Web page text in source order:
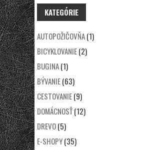
KATEGÓRIE
AUTOPOŽIČOVŇA(1)
BICYKLOVANIE(2)
BUGINA(1)
BÝVANIE(63)
CESTOVANIE(9)
DOMÁCNOSŤ(12)
DREVO(5)
E-SHOPY(35)